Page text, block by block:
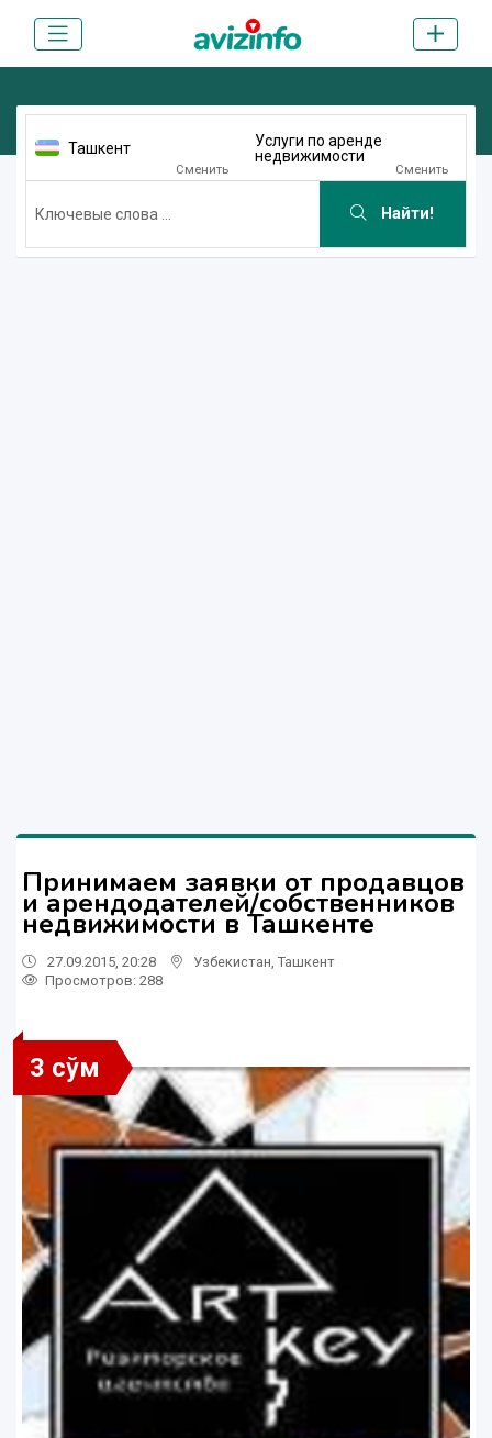
Ташкент
Сменить
Услуги по аренде
недвижимости
Сменить
Найти!
Принимаем заявки от продавцов
и арендодателей/собственников
недвижимости в Ташкенте
27.09.2015, 20:28 Узбекистан Ташкент
Просмотров: 288
3 сўм